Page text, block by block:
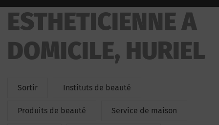
ESTHETICIENNE A
DOMICILE, HURIEL
Sortir Instituts de beauté
Produits de beauté Service de maison